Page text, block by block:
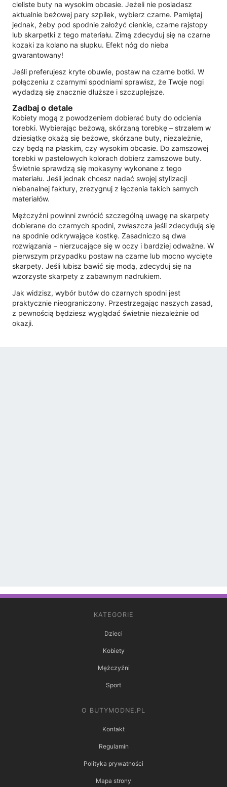
cieliste buty na wysokim obcasie. Jeżeli nie posiadasz
aktualnie beżowej pary szpilek, wybierz czarne. Pamiętaj
jednak, żeby pod spodnie założyć cienkie, czarne rajstopy
lub skarpetki z tego materiału. Zimą zdecyduj się na czarne
kozaki za kolano na słupku. Efekt nóg do nieba
gwarantowany!
Jeśli preferujesz kryte obuwie, postaw na czarne botki. W
połączeniu z czarnymi spodniami sprawisz, że Twoje nogi
wydadzą się znacznie dłuższe i szczuplejsze.
Zadbaj o detale
Kobiety mogą z powodzeniem dobierać buty do odcienia
torebki. Wybierając beżową, skórzaną torebkę – strzałem w
dziesiątkę okażą się beżowe, skórzane buty, niezależnie,
czy będą na płaskim, czy wysokim obcasie. Do zamszowej
torebki w pastelowych kolorach dobierz zamszowe buty.
Świetnie sprawdzą się mokasyny wykonane z tego
materiału. Jeśli jednak chcesz nadać swojej stylizacji
niebanalnej faktury, zrezygnuj z łączenia takich samych
materiałów.
Mężczyźni powinni zwrócić szczególną uwagę na skarpety
dobierane do czarnych spodni, zwłaszcza jeśli zdecydują się
na spodnie odkrywające kostkę. Zasadniczo są dwa
rozwiązania – nierzucające się w oczy i bardziej odważne. W
pierwszym przypadku postaw na czarne lub mocno wycięte
skarpety. Jeśli lubisz bawić się modą, zdecyduj się na
wzorzyste skarpety z zabawnym nadrukiem.
Jak widzisz, wybór butów do czarnych spodni jest
praktycznie nieograniczony. Przestrzegając naszych zasad,
z pewnością będziesz wyglądać świetnie niezależnie od
okazji.
KATEGORIE
Dzieci
Kobiety
Mężczyźni
Sport
O BUTYMODNE.PL
Kontakt
Regulamin
Polityka prywatności
Mapa strony